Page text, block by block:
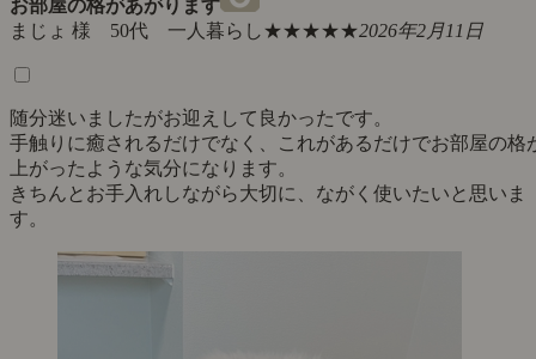
お部屋の格があがります
まじょ 様 50代 一人暮らし★★★★★2026年2月11日
随分迷いましたがお迎えして良かったです。
手触りに癒されるだけでなく、これがあるだけでお部屋の格
上がったような気分になります。
きちんとお手入れしながら大切に、ながく使いたいと思いま
す。